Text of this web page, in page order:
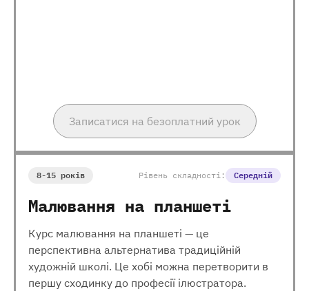
Записатися на безоплатний урок
8-15 років Рівень складності: Середній
Малювання на планшеті
Курс малювання на планшеті — це
перспективна альтернатива традиційній
художній школі. Це хобі можна перетворити в
першу сходинку до професії ілюстратора.